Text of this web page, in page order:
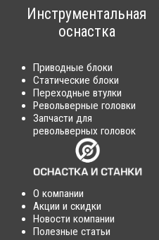
Инструментальная
оснастка
Приводные блоки
Статические блоки
Переходные втулки
Револьверные головки
Запчасти для
револьверных головок
О компании
Акции и скидки
Новости компании
Полезные статьи